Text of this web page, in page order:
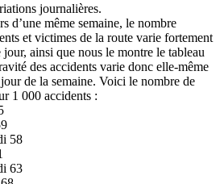
journalières.
d’une même semaine, le nombre
et victimes de la route varie fortement
jour, ainsi que nous le montre le tableau
des accidents varie donc elle-même
de la semaine. Voici le nombre de
1 000 accidents :
58
63